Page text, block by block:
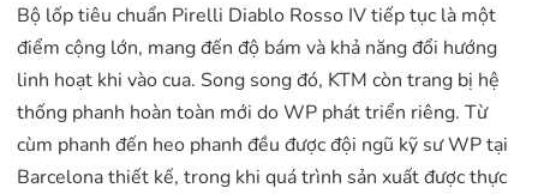
Bộ lốp tiêu chuẩn Pirelli Diablo Rosso IV tiếp tục là một
điểm cộng lớn, mang đến độ bám và khả năng đổi hướng
linh hoạt khi vào cua. Song song đó, KTM còn trang bị hệ
thống phanh hoàn toàn mới do WP phát triển riêng. Từ
cùm phanh đến heo phanh đều được đội ngũ kỹ sư WP tại
Barcelona thiết kế, trong khi quá trình sản xuất được thực